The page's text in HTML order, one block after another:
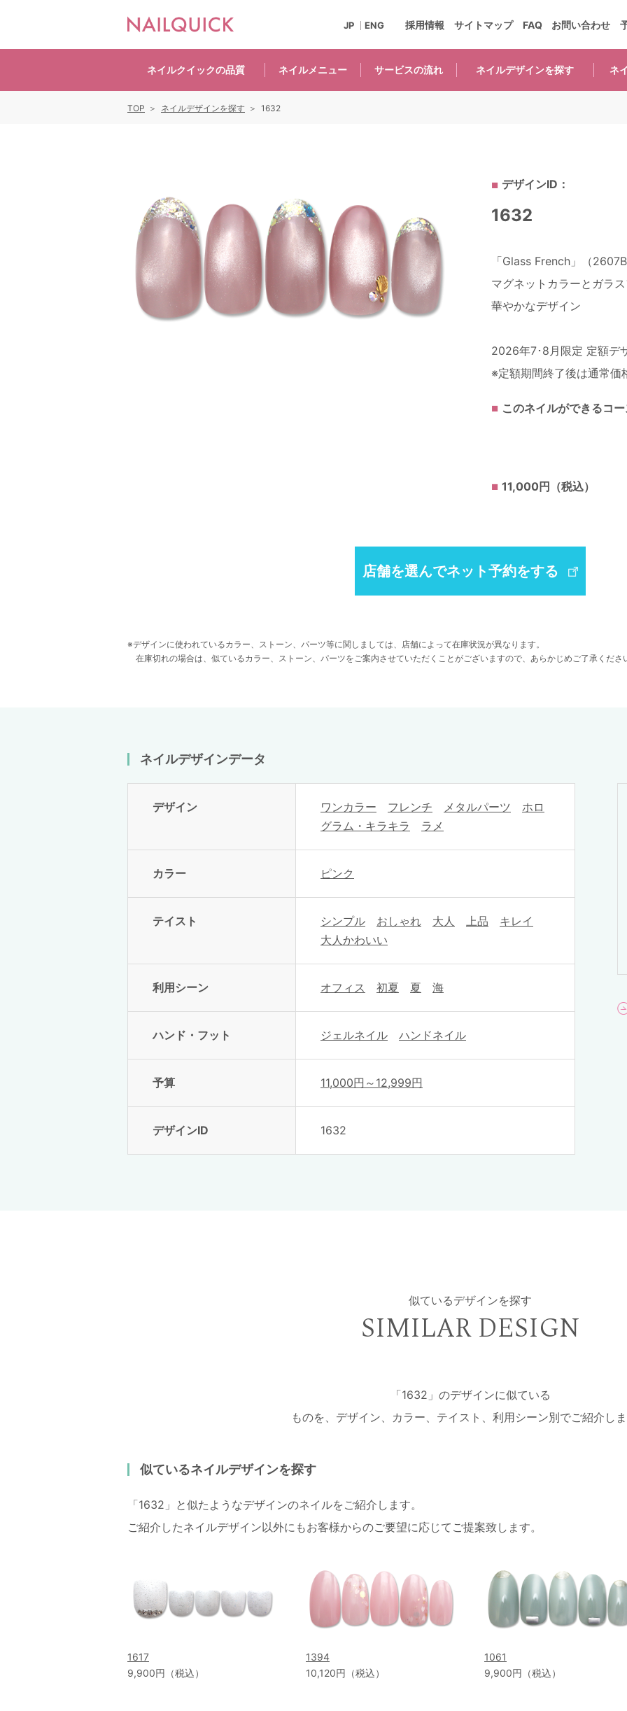
ネイルクイックの品質 ネイルメニュー サービスの流れ ネイルデザインを探す ネ
採用情報 サイトマップ FAQ お問い合わせ
JP ENG
デザインID：
1632
「Glass French」（
マグネットカラーとガラ
華やかなデザイン
2026年7･8月限定 定額デ
※定額期間終了後は通常価
このネイルができるコ
11,000円（税込）
店舗を選んでネット予約をする
デザインに使われているカラー、ストーン、パーツ等に関しましては、店舗によって在庫状況が異なります。
在庫切れの場合は、似ているカラー、ストーン、パーツをご案内させていただくことがございますので、あらかじめご了承くださ
ネイルデザインデータ
デザイン ワンカラー フレンチ メタルパーツ
ホロ
グラム・キラキラ
ラメ
カラー ピンク
テイスト シンプル おしゃれ 大人 上品
キレイ
大人かわいい
利用シーン オフィス 初夏 夏 海
ハンド・フット ジェルネイル ハンドネイル
予算 11,000円～12,999円
デザインID 1632
似ているデザインを探す
SIMILAR DESIGN
「1632」のデザインに似ている
ものを、デザイン、カラー、テイスト、利用シーン別でご紹介し
似ているネイルデザインを探す
「1632」と似たようなデザインのネイルをご紹介します。
ご紹介したネイルデザイン以外にもお客様からのご要望に応じてご提案致します。
1617
9,900円（税込）
1394
10,120円（税込）
1061
9,900円（税込）
TOP ネイルデザインを探す 1632